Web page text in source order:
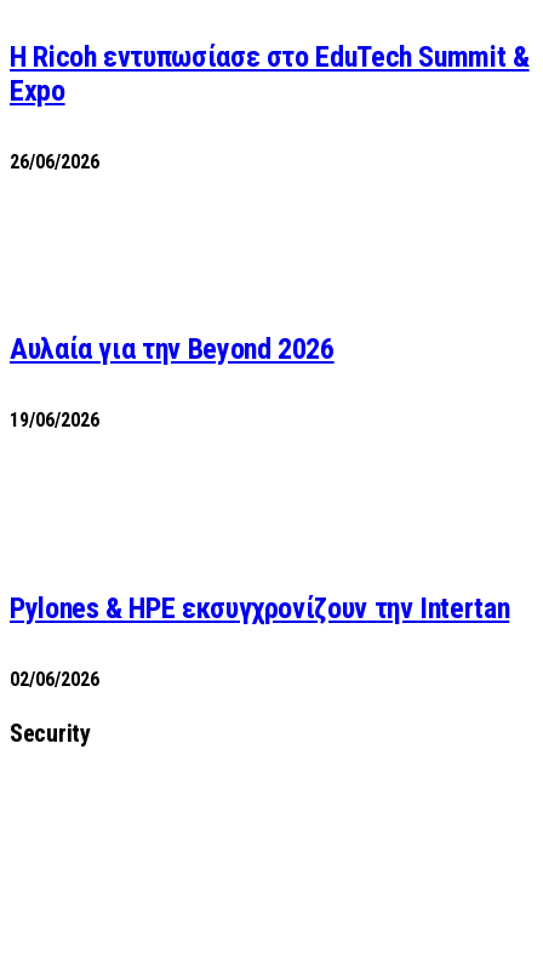
Η Ricoh εντυπωσίασε στο EduTech Summit &
Expo
26/06/2026
Αυλαία για την Beyond 2026
19/06/2026
Pylones & HPE εκσυγχρονίζουν την Intertan
02/06/2026
Security